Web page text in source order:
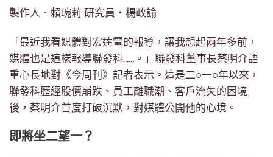
製作人．賴琬莉 研究員・楊政諭
「最近我看媒體對宏達電的報導，讓我想起兩年多前，
媒體也是這樣報導聯發科……。」聯發科董事長蔡明介語
重心長地對《今周刊》記者表示。這是二○一○年以來，
聯發科歷經股價崩跌、員工離職潮、客戶流失的困境
後，蔡明介首度打破沉默，對媒體公開他的心境。
即將坐二望一？